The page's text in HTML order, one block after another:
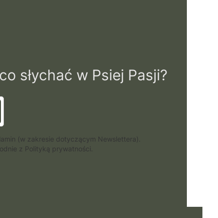
słychać w Psiej Pasji?
(w zakresie dotyczącym Newslettera).
z Polityką prywatności.